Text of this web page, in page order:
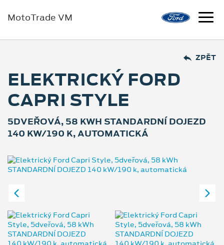
MotoTrade VM
ZPĚT
ELEKTRICKÝ FORD
CAPRI STYLE
5DVEŘOVÁ, 58 KWH STANDARDNÍ DOJEZD
140 KW/190 K, AUTOMATICKÁ